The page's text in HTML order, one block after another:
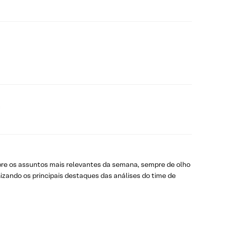
os assuntos mais relevantes da semana, sempre de olho
os principais destaques das análises do time de